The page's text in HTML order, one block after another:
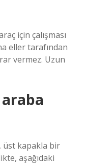
için çalışması
eller tarafından
vermez. Uzun
üst kapakla bir
aşağıdaki